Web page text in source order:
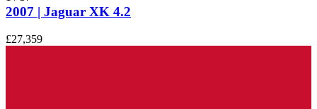
2007 | Jaguar XK 4.2
£27,359